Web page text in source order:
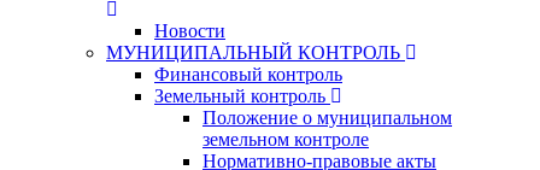
Новости
МУНИЦИПАЛЬНЫЙ КОНТРОЛЬ
Финансовый контроль
Земельный контроль
Положение о муниципальном
земельном контроле
Нормативно-правовые акты